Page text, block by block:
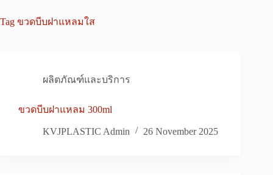
Tag ขวดบีบฝาแหลมใส
ผลิตภัณฑ์และบริการ
ขวดบีบฝาแหลม 300ml
KVJPLASTIC Admin 26 November 2025